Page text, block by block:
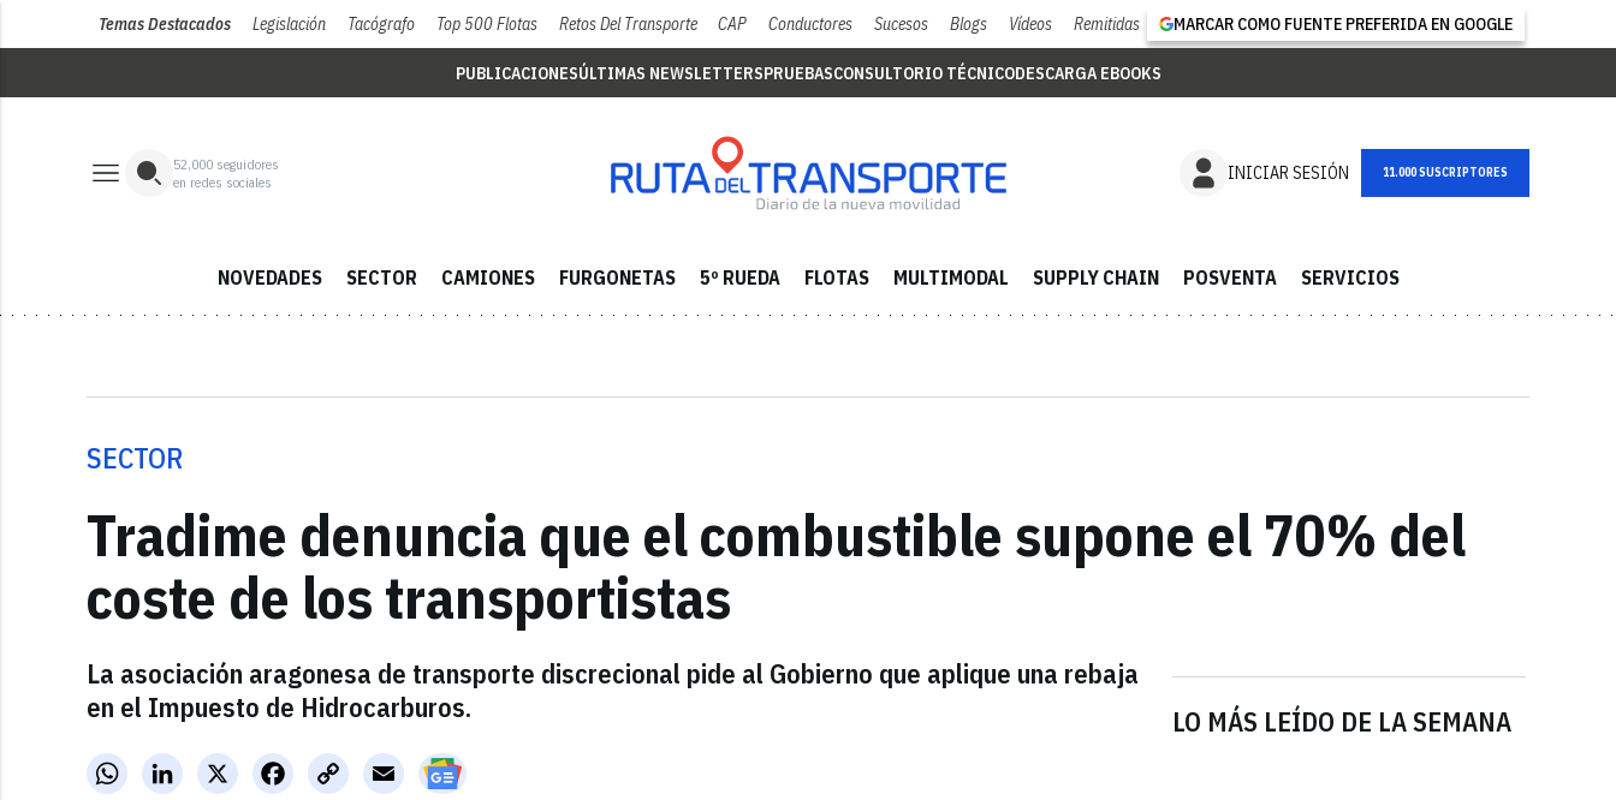
Temas Destacados Legislación Tacógrafo Top 500 Flotas Retos Del Transporte CAP Conductores Sucesos Blogs Vídeos Remitidas MARCAR COMO FUENTE PREFERIDA EN GOOGLE
PUBLICACIONESÚLTIMAS NEWSLETTERSPRUEBASCONSULTORIO TÉCNICODESCARGA EBOOKS
52,000 seguidores
en redes sociales
INICIAR SESIÓN NEWSLETTER
NOVEDADES SECTOR CAMIONES FURGONETAS 5º RUEDA FLOTAS MULTIMODAL SUPPLY CHAIN POSVENTA SERVICIOS
SECTOR
Tradime denuncia que el combustible supone el 70% del
coste de los transportistas
La asociación aragonesa de transporte discrecional pide al Gobierno que aplique una rebaja
en el Impuesto de Hidrocarburos.
WhatsAppLinkedInX FacebookCopy
Link
Email
LO MÁS LEÍDO DE LA SEMANA